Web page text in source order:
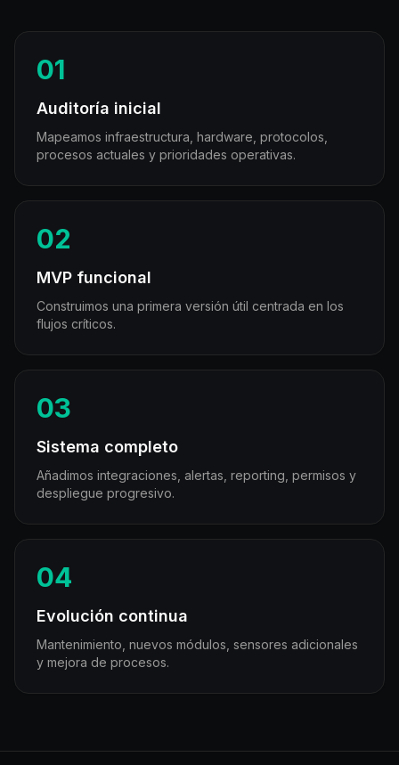
01
Auditoría inicial
Mapeamos infraestructura, hardware, protocolos,
procesos actuales y prioridades operativas.
02
MVP funcional
Construimos una primera versión útil centrada en los
flujos críticos.
03
Sistema completo
Añadimos integraciones, alertas, reporting, permisos y
despliegue progresivo.
04
Evolución continua
Mantenimiento, nuevos módulos, sensores adicionales
y mejora de procesos.